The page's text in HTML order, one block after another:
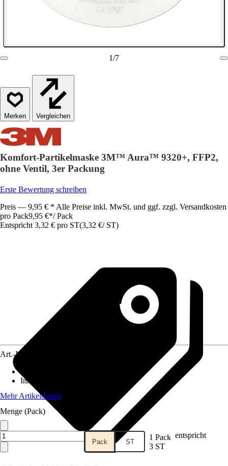
1/7
Vergleichen
Komfort-Partikelmaske 3M™ Aura™ 9320+, FFP2,
ohne Ventil, 3er Packung
Erste Bewertung schreiben
Preis — 9,95 € * Alle Preise inkl. MwSt. und ggf. zzgl. Versandkosten
pro Pack9,95 €*/ Pack
Entspricht 3,32 € pro ST(3,32 €/ ST)
Art.-Nr.
Inhalt
Mehr Artikeldetails
Menge (Pack)
Pack ST 1 Pack entspricht
3 ST